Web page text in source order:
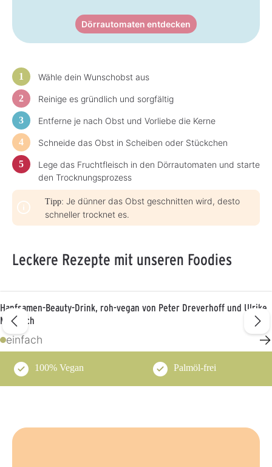
a
Dörrautomaten entdecken
Wähle dein Wunschobst aus
Reinige es gründlich und sorgfältig
Entferne je nach Obst und Vorliebe die Kerne
Schneide das Obst in Scheiben oder Stückchen
Lege das Fruchtfleisch in den Dörrautomaten und starte
den Trocknungsprozess
Tipp: Je dünner das Obst geschnitten wird, desto
schneller trocknet es.
Leckere Rezepte mit unseren Foodies
Hanfsamen-Beauty-Drink, roh-vegan von Peter Dreverhoff und Ulrike
Martwich
einfach →
100% Vegan Palmöl-frei